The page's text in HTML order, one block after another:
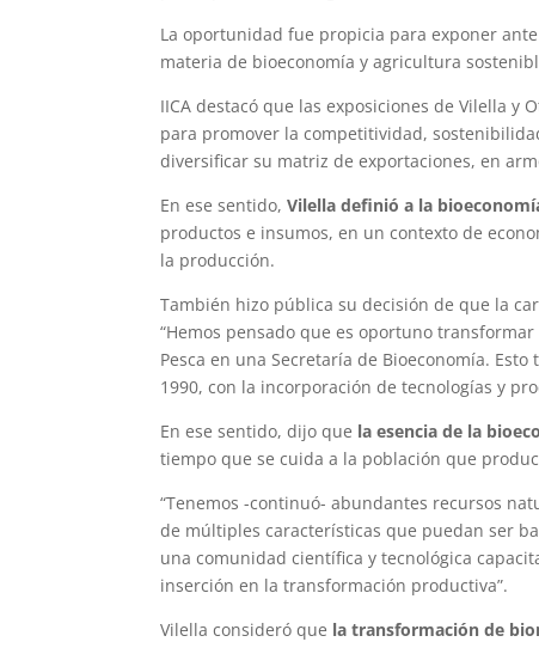
La oportunidad fue propicia para exponer
materia de bioeconomía y agricultura
IICA destacó que las exposiciones de Vilella
para promover la competitividad,
diversificar su matriz de exportaciones, en
En ese sentido,Vilella definió a la
productos e insumos, en un contexto de
la producción.
También hizo pública su decisión de que la
“Hemos pensado que es oportuno
Pesca en una Secretaría de Bioeconomía.
1990, con la incorporación de tecnologías y
En ese sentido, dijo que la esencia de la
tiempo que se cuida a la población que
“Tenemos -continuó- abundantes recursos
de múltiples características que puedan ser
una comunidad científica y tecnológica
inserción en la transformación productiva”.
Vilella consideró que la transformación de